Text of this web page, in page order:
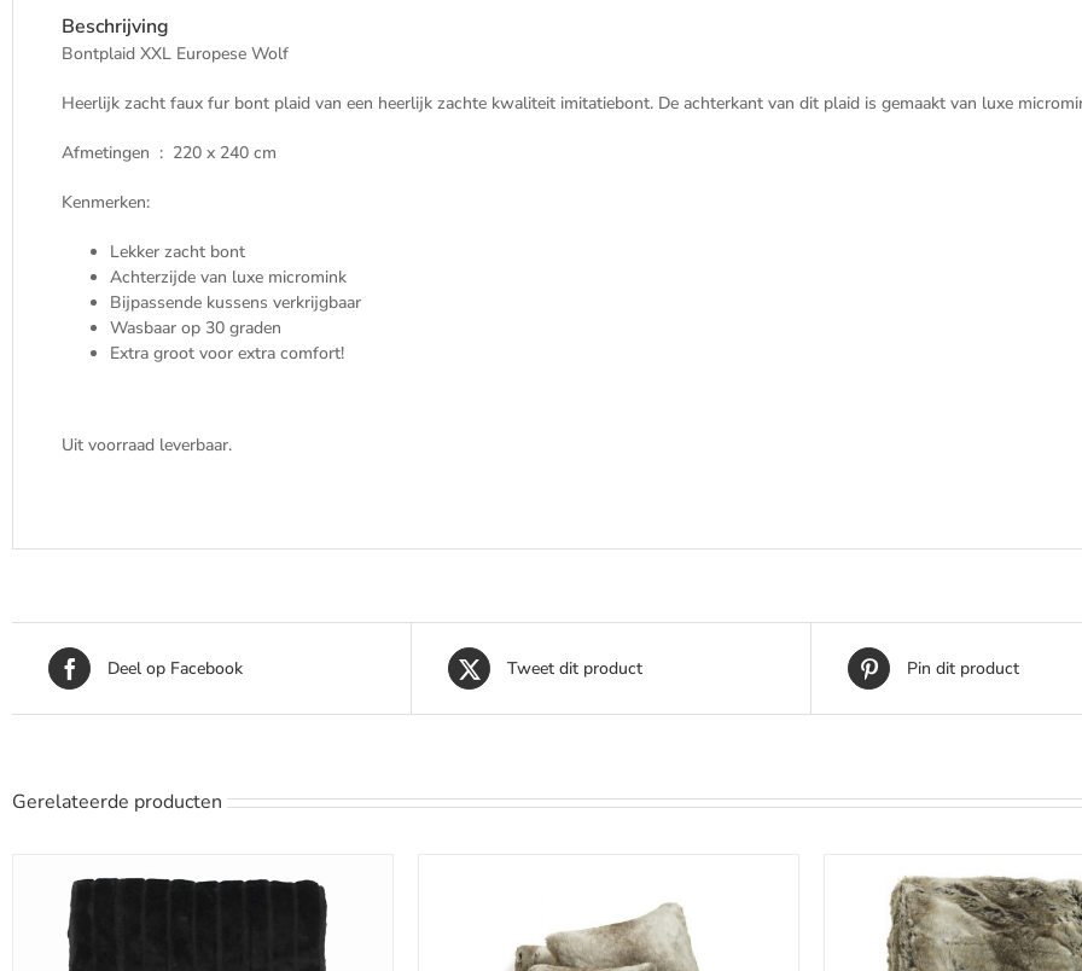
Beschrijving
Bontplaid XXL Europese Wolf
Heerlijk zacht faux fur bont plaid van een heerlijk zachte kwaliteit imitatiebont. De achterkant van dit plaid is gemaakt van luxe
Afmetingen : 220 x 240 cm
Kenmerken:
Lekker zacht bont
Achterzijde van luxe micromink
Bijpassende kussens verkrijgbaar
Wasbaar op 30 graden
Extra groot voor extra comfort!
Uit voorraad leverbaar.
Deel op Facebook Tweet dit product Pin dit product
Gerelateerde producten